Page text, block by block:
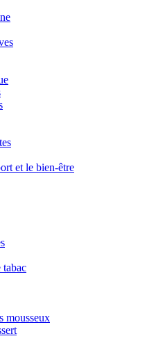
et le bien-être
tabac
mousseux